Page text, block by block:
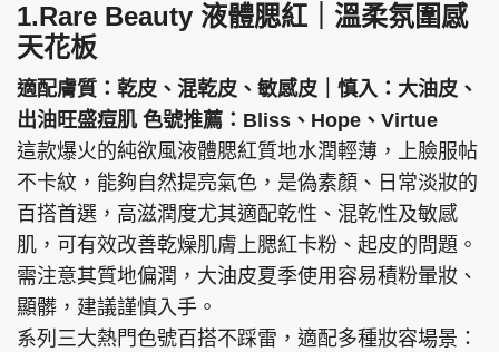
1.Rare Beauty 液體腮紅｜溫柔氛圍感
天花板
適配膚質：乾皮、混乾皮、敏感皮｜慎入：大油皮、
出油旺盛痘肌 色號推薦：Bliss、Hope、Virtue
這款爆火的純欲風液體腮紅質地水潤輕薄，上臉服帖
不卡紋，能夠自然提亮氣色，是偽素顏、日常淡妝的
百搭首選，高滋潤度尤其適配乾性、混乾性及敏感
肌，可有效改善乾燥肌膚上腮紅卡粉、起皮的問題。
需注意其質地偏潤，大油皮夏季使用容易積粉暈妝、
顯髒，建議謹慎入手。
系列三大熱門色號百搭不踩雷，適配多種妝容場景：